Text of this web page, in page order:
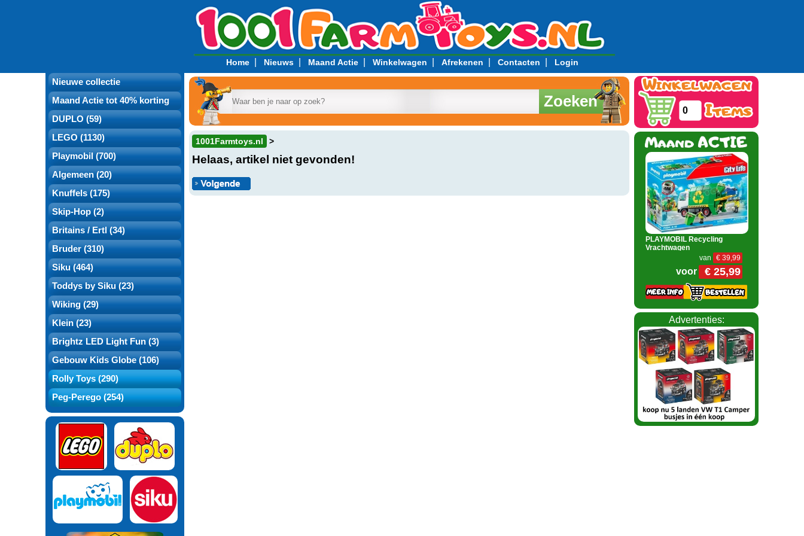
Home| Nieuws| Maand Actie| Winkelwagen Afrekenen Contacten Login
Nieuwe collectie
Maand Actie tot 40% korting
DUPLO (59)
LEGO (1130)
Playmobil (700)
Algemeen (20)
Knuffels (175)
Skip-Hop (2)
Britains / Ertl (34)
Bruder (310)
Siku (464)
Toddys by Siku (23)
Wiking (29)
Klein (23)
Brightz LED Light Fun (3)
Gebouw Kids Globe (106)
Rolly Toys (290)
Peg-Perego (254)
Zoeken
1001Farmtoys.nl
Helaas, artikel niet gevonden!
0
PLAYMOBIL Recycling
Vrachtwagen
€ 39,99
van
€ 25,99
voor
Advertenties: